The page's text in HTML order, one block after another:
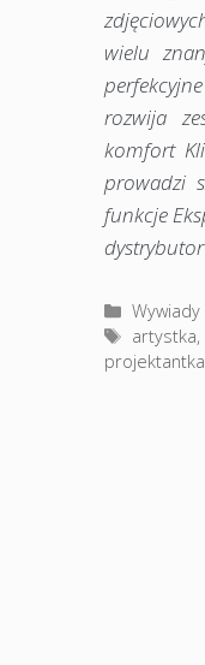
wielu
rozwija
komfort
prowadzi
funkcje
Kategorie
Wywiady
Tagi
artystka,